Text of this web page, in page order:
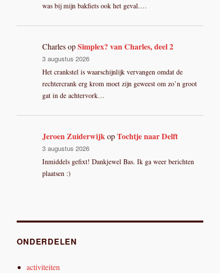
was bij mijn bakfiets ook het geval.…
CharlesopSimplex? van Charles, deel 2
3 augustus 2026
Het crankstel is waarschijnlijk vervangen omdat de
rechtercrank erg krom moet zijn geweest om zo’n groot
gat in de achtervork…
Jeroen ZuiderwijkopTochtje naar Delft
3 augustus 2026
Inmiddels gefixt! Dankjewel Bas. Ik ga weer berichten
plaatsen :)
ONDERDELEN
activiteiten